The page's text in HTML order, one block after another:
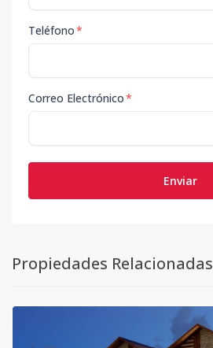
Teléfono*
Correo Electrónico*
Enviar
Propiedades Relacionadas